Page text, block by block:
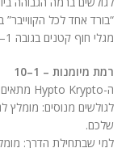
“בורד אחד לכל הקווייבר”
מגלי חוף קטנים בגובה 1–3 פיט ועד צינורות של עד 8 פיט.
רמת מיומנות – 1–10
ה-Hypto Krypto מתאים לכל רמות הגלישה.
שלכם.